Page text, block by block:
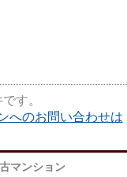
す。
へのお問い合わせは
マンション